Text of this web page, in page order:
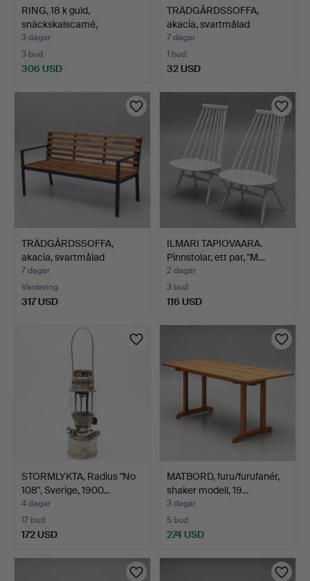
RING, 18 k guld,
snäckskalscamé,
importstä…
3 dagar
3 bud
306 USD
TRÄDGÅRDSSOFFA,
akacia, svartmålad
stomme …
7 dagar
1 bud
32 USD
TRÄDGÅRDSSOFFA,
akacia, svartmålad
stomme …
7 dagar
Värdering
317 USD
ILMARI TAPIOVAARA.
Pinnstolar, ett par, "M…
2 dagar
3 bud
116 USD
STORMLYKTA, Radius "No
108", Sverige, 1900…
4 dagar
17 bud
172 USD
MATBORD, furu/furufanér,
shaker modell, 19…
3 dagar
5 bud
274 USD